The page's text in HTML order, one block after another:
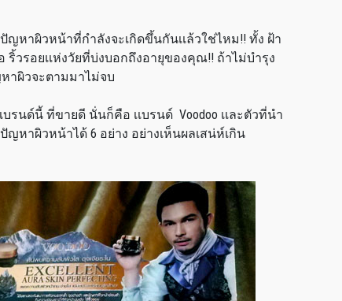
ญหาผิวหน้าที่กำลังจะเกิดขึ้นกันเเล้วใช่ไหม!! ทั้ง ฝ้า
วรอยเเห่งวัยที่บ่งบอกถึงอายุของคุณ!! ถ้าไม่บำรุง
าผิวจะตามมาไม่จบ
รนด์นี้ ที่ขายดี นั่นก็คือ เเบรนด์ Voodoo เเละตัวที่นำ
ญหาผิวหน้าได้ 6 อย่าง อย่างเห็นผลเสน่ห์เกิน